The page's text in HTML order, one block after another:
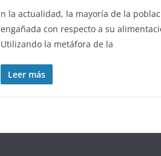
n la actualidad, la mayoría de la
engañada con respecto a su
Utilizando la metáfora de la
Leer más